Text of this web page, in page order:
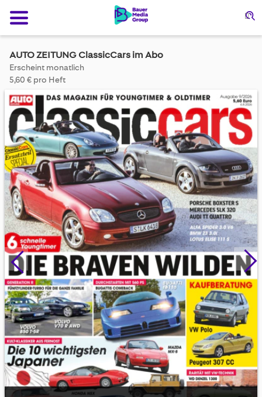
AUTO ZEITUNG ClassicCars im Abo
Erscheint monatlich
5,60 € pro Heft
Skip
to
the
end
of
the
images
gallery